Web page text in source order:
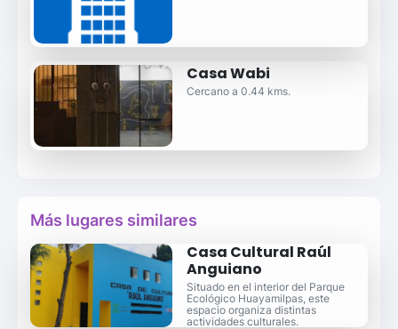
Casa Wabi
Cercano a 0.44 kms.
Más lugares similares
Casa Cultural Raúl
Anguiano
Situado en el interior del Parque
Ecológico Huayamilpas, este
espacio organiza distintas
actividades culturales.